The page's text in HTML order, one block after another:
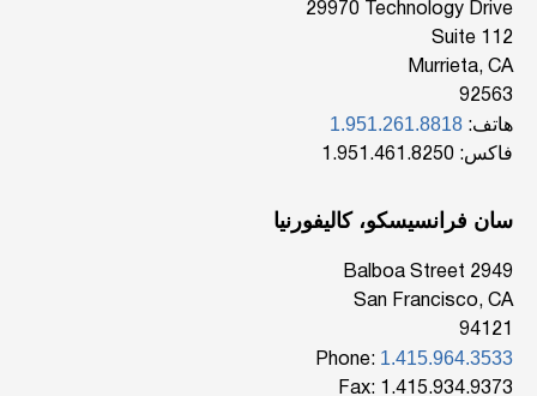
‎29970 Technology Drive
Suite 112
Murrieta, CA
92563
هاتف:
فاكس: 1.951.461.8250
سان فرانسيسكو، كاليفورنيا
2949 Balboa Street
San Francisco, CA
94121
Phone: 1.415.964.3533
Fax: 1.415.934.9373